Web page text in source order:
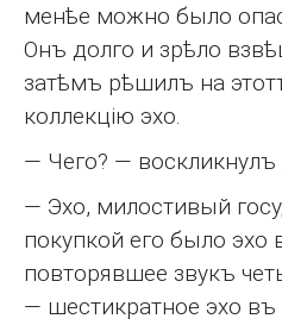
менѣе можно было
Онъ долго и зрѣло
затѣмъ рѣшилъ на
коллекцію эхо.
— Чего? — воскликнулъ
— Эхо, милостивый
покупкой его было эхо
повторявшее звукъ
— шестикратное эхо